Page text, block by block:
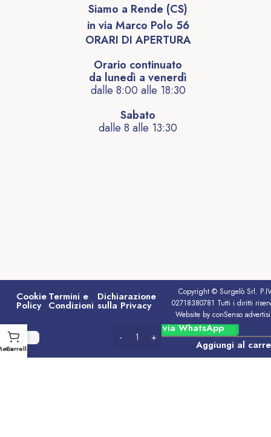
Siamo a Rende (CS)
in via Marco Polo 56
ORARI DI APERTURA
Orario continuato
da lunedì a venerdì
dalle 8:00 alle 18:30
Sabato
dalle 8 alle 13:30
Cookie
Policy
Termini e
Condizioni
Dichiarazione
sulla Privacy
Copyright © Surgelò Srl.
02718380781 Tutti i diritti
Website by conSenso
Aggiungi al
Ordina via WhatsApp
Carrello